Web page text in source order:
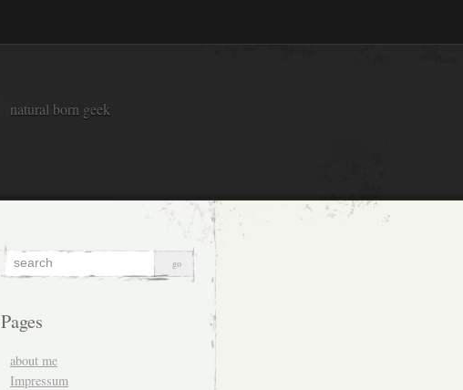
natural born geek
Pages
about me
Impressum